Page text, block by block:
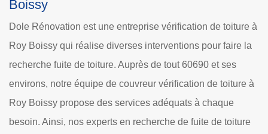
à
à
Boissy
Si votre toit a besoin d’une vérification pour la présence
d’éventuelle fuite de toit, {client] est une entreprise
vérification de toiture à Roy Boissy. Notre objectif en tant
que couvreur est de veiller à faire une intervention
professionnelle pour veiller à ce que votre toiture soit
toujours étanche et hors de danger. Notre équipe propose